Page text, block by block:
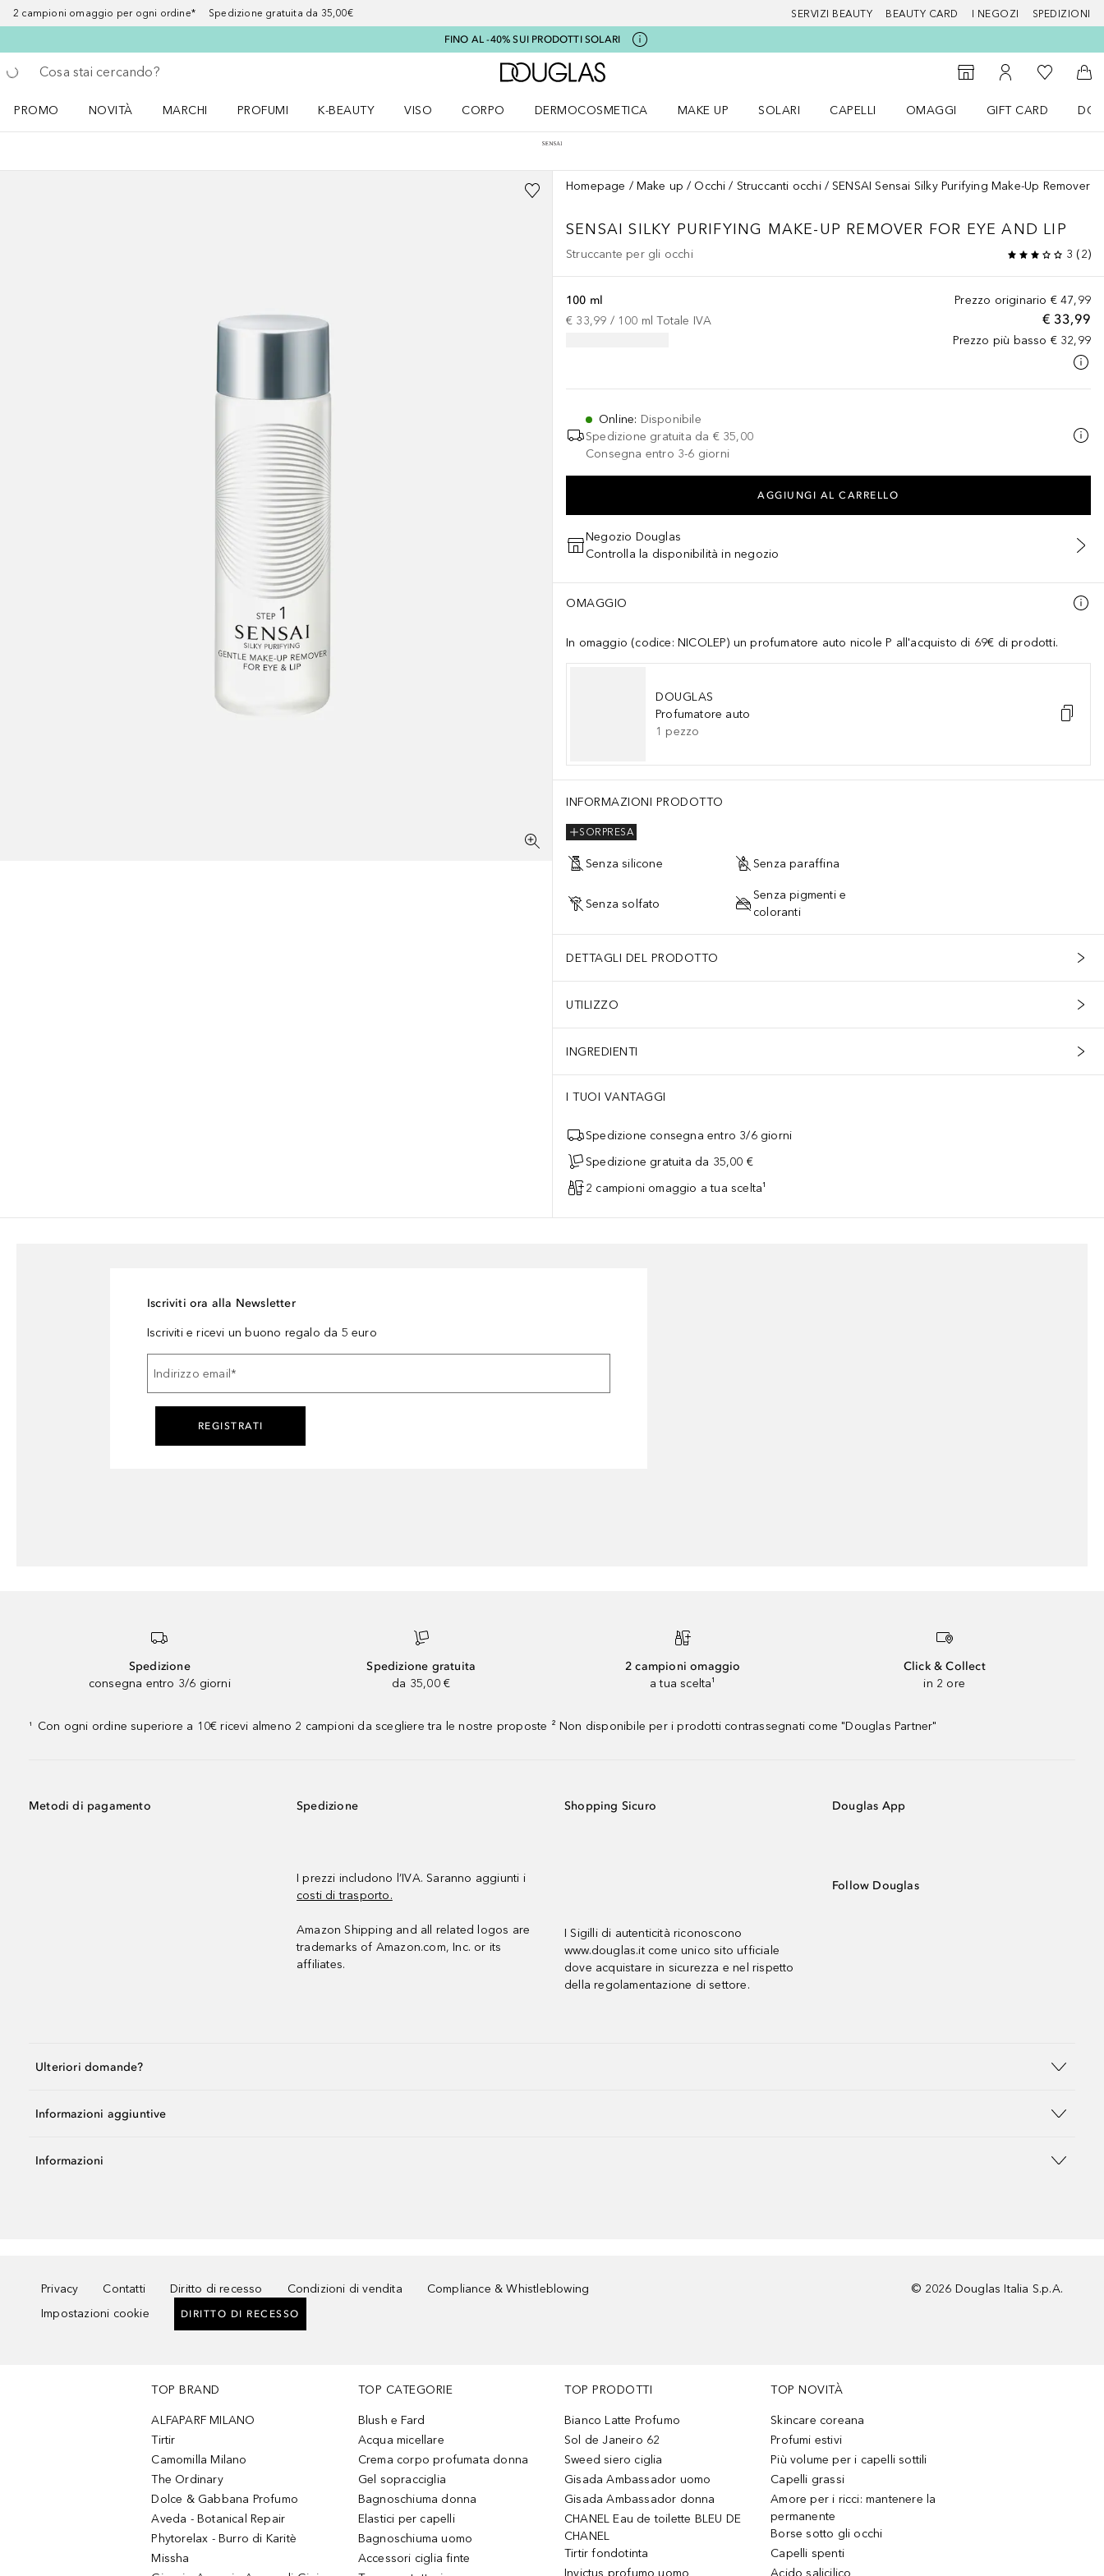
2 campioni omaggio per ogni ordine* Spedizione gratuita da 35,00€ SERVIZI BEAUTY BEAUTY CARD I NEGOZI SPEDIZIONI
FINO AL -40% SUI PRODOTTI SOLARI
Torna indietro
Esegui ricerca
A Douglas Home
StorefinderAl Mio Account
Alla Mia
Al
PROMO
NOVITÀ
MARCHI
PROFUMI
K-BEAUTY
VISO
CORPO
DERMOCOSMETICA
MAKE UP
SOLARI
CAPELLI
OMAGGI
GIFT CARD
Homepage Make up Occhi Struccanti occhi SENSAI Sensai Silky Purifying Make-Up Remover
SENSAI SILKY PURIFYING MAKE-UP REMOVER FOR EYE AND LIP
Struccante per gli occhi 3 (2)
Prezzo originario € 47,99
€ 33,99
Prezzo più basso € 32,99
100 ml
€ 33,99 / 100 ml Totale IVA
Online: Disponibile
Spedizione gratuita da € 35,00
Consegna entro 3-6 giorni
AGGIUNGI AL CARRELLO
Negozio Douglas
Controlla la disponibilità in negozio
OMAGGIO
In omaggio (codice: NICOLEP) un profumatore auto nicole P all'acquisto di 69€ di prodotti.
DOUGLAS
Profumatore auto
1 pezzo
INFORMAZIONI PRODOTTO
SORPRESA
Senza silicone Senza paraffina
Senza solfato
Senza pigmenti e
coloranti
DETTAGLI DEL PRODOTTO
UTILIZZO
INGREDIENTI
I TUOI VANTAGGI
Spedizione consegna entro 3/6 giorni
Spedizione gratuita da 35,00 €
2 campioni omaggio a tua scelta¹
Iscriviti ora alla Newsletter
Iscriviti e ricevi un buono regalo da 5 euro
Indirizzo email *
REGISTRATI
Spedizione
consegna entro 3/6 giorni
Spedizione gratuita
da 35,00 €
2 campioni omaggio
a tua scelta¹
Click & Collect
in 2 ore
¹ Con ogni ordine superiore a 10€ ricevi almeno 2 campioni da scegliere tra le nostre proposte ² Non disponibile per i prodotti contrassegnati come "Douglas Partner"
Metodi di pagamento Spedizione
I prezzi includono l’IVA. Saranno aggiunti i
costi di trasporto.
Amazon Shipping and all related logos are
trademarks of Amazon.com, Inc. or its
affiliates.
Shopping Sicuro
I Sigilli di autenticità riconoscono
www.douglas.it come unico sito ufficiale
dove acquistare in sicurezza e nel rispetto
della regolamentazione di settore.
Douglas App
Follow Douglas
Ulteriori domande?
Informazioni aggiuntive
Informazioni
Privacy Contatti Diritto di recesso Condizioni di vendita
Compliance & Whistleblowing
Impostazioni cookie
DIRITTO DI RECESSO
© 2026 Douglas Italia S.p.A.
TOP BRAND
ALFAPARF MILANO
Tirtir
Camomilla Milano
The Ordinary
Dolce & Gabbana Profumo
Aveda - Botanical Repair
Phytorelax - Burro di Karitè
Missha
TOP CATEGORIE
Blush e Fard
Acqua micellare
Crema corpo profumata donna
Gel sopracciglia
Bagnoschiuma donna
Elastici per capelli
Bagnoschiuma uomo
Accessori ciglia finte
TOP PRODOTTI
Bianco Latte Profumo
Sol de Janeiro 62
Sweed siero ciglia
Gisada Ambassador uomo
Gisada Ambassador donna
CHANEL Eau de toilette BLEU DE
CHANEL
Tirtir fondotinta
Invictus profumo uomo
TOP NOVITÀ
Skincare coreana
Profumi estivi
Più volume per i capelli sottili
Capelli grassi
Amore per i ricci: mantenere la
permanente
Borse sotto gli occhi
Capelli spenti
Acido salicilico